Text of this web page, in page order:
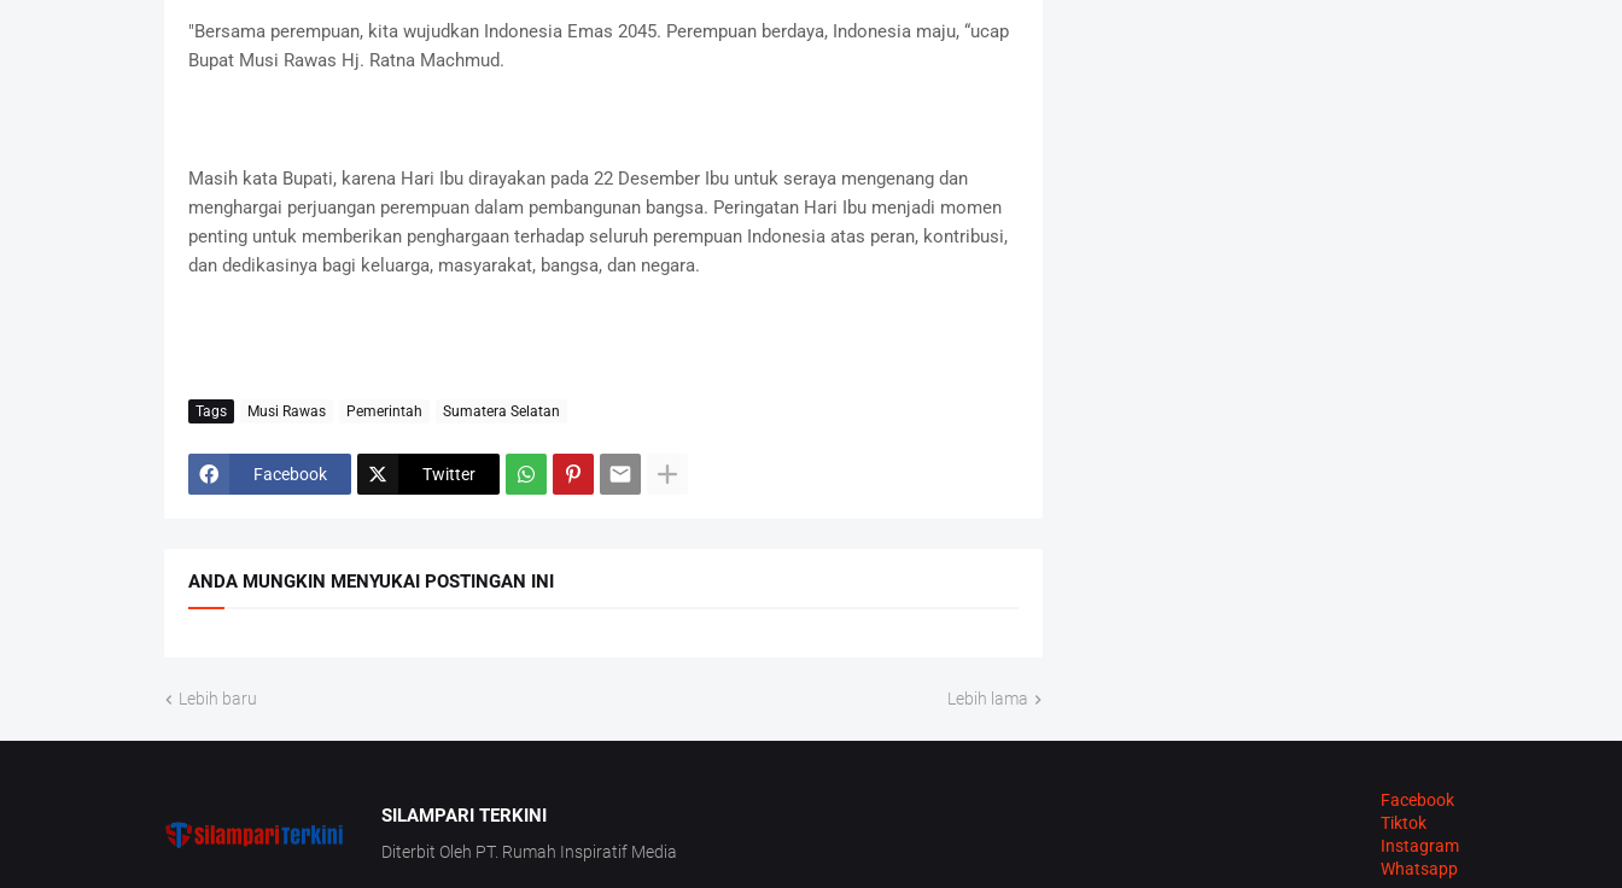
"Bersama perempuan, kita wujudkan Indonesia Emas 2045. Perempuan berdaya, Indonesia maju, “ucap
Bupat Musi Rawas Hj. Ratna Machmud.
Masih kata Bupati, karena Hari Ibu dirayakan pada 22 Desember Ibu untuk seraya mengenang dan
menghargai perjuangan perempuan dalam pembangunan bangsa. Peringatan Hari Ibu menjadi momen
penting untuk memberikan penghargaan terhadap seluruh perempuan Indonesia atas peran, kontribusi,
dan dedikasinya bagi keluarga, masyarakat, bangsa, dan negara.
Tags Musi Rawas Pemerintah Sumatera Selatan
Facebook Twitter
ANDA MUNGKIN MENYUKAI POSTINGAN INI
Lebih baru Lebih lama
SILAMPARI TERKINI
Diterbit Oleh PT. Rumah Inspiratif Media
Facebook
Tiktok
Instagram
Whatsapp